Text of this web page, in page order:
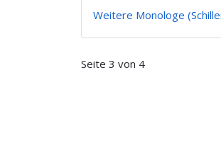
Weitere Monologe
Seite 3 von 4